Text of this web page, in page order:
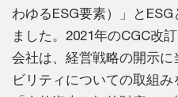
わゆるESG要素）」と
ました。2021年のCGC改
会社は、経営戦略の開示
ビリティについての取組み